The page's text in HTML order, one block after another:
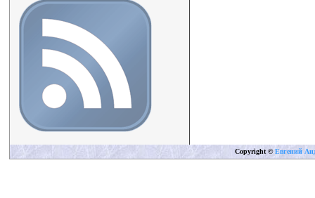
Copyright © Евгений